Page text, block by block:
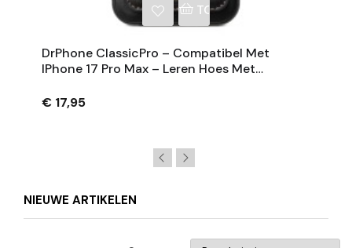
TOEVOEGEN AAN
DrPhone ClassicPro – Compatibel Met
IPhone 17 Pro Max – Leren Hoes Met
MagSafe
€ 17,95
NIEUWE ARTIKELEN